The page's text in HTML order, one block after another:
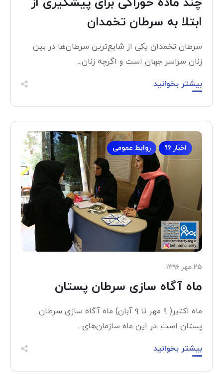
ابتلا به سرطان تخمدان
سرطان تخمدان یکی از شایع‌ترین سرطان‌ها در بین
زنان سراسر جهان است و اگرچه زنان...
بیشتر بخوانید
اخبار 96 روابط عمومی
۲۵ مهر ۱۳۹۶
ماه آگاه­ سازی سرطان پستان
ماه اکتبر( ۹ مهر تا ۹ آبان) ماه آگاه­ سازی سرطان
پستان است. در این ماه سازمان‌های...
بیشتر بخوانید